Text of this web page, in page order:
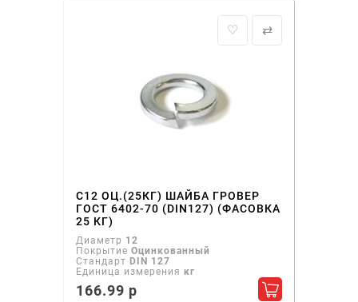
♡ ⇄
С12 ОЦ.(25КГ) ШАЙБА ГРОВЕР
ГОСТ 6402-70 (DIN127) (ФАСОВКА
25 КГ)
Диаметр 12
Покрытие Оцинкованный
Стандарт DIN 127
Единица измерения кг
166.99 р Добавить в